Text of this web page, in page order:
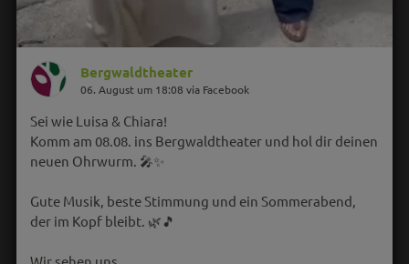
Bergwaldtheater
06. August um 18:08 via Facebook
Sei wie Luisa & Chiara!
Komm am 08.08. ins Bergwaldtheater und hol dir deinen
neuen Ohrwurm. 🎤✨
Gute Musik, beste Stimmung und ein Sommerabend,
der im Kopf bleibt. 🌿🎵